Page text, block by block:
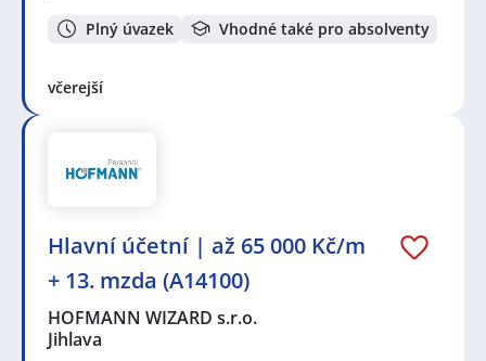
Plný úvazek Vhodné také pro absolventy
včerejší
Hlavní účetní | až 65 000 Kč/m
+ 13. mzda (A14100)
HOFMANN WIZARD s.r.o.
Jihlava